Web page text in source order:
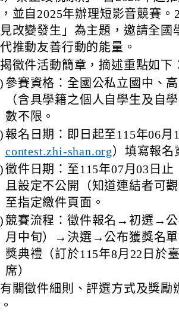
並自2025年辦理短影音競賽
改變發生」為主題，邀請全國
推動友善行動的能量。
徵件活動簡章，摘述重點如下
參賽資格：全國公私立國中、
（含具學籍之個人自學生及自
數不限。
報名日期：即日起至115年06月
contest.zhi-shan.org ）填寫報名
徵件日期：至115年07月03日
且設定不公開（知道連結者可
至指定繳件頁面。
競賽流程：徵件報名→初選→公
月中旬）→決選→公布獲獎名
獎典禮（訂於115年8月22日於
席）
關徵件細則、評選方式及獎勵